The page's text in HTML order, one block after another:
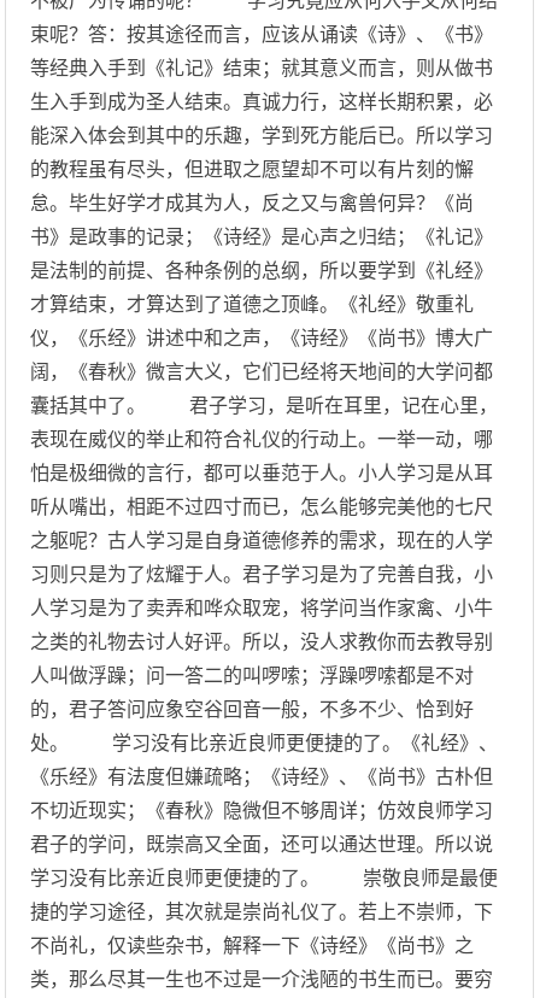
束呢？答：按其途径而言，应该从诵读《诗》、《书》
等经典入手到《礼记》结束；就其意义而言，则从做书
生入手到成为圣人结束。真诚力行，这样长期积累，必
能深入体会到其中的乐趣，学到死方能后已。所以学习
的教程虽有尽头，但进取之愿望却不可以有片刻的懈
怠。毕生好学才成其为人，反之又与禽兽何异？《尚
书》是政事的记录；《诗经》是心声之归结；《礼记》
是法制的前提、各种条例的总纲，所以要学到《礼经》
才算结束，才算达到了道德之顶峰。《礼经》敬重礼
仪，《乐经》讲述中和之声，《诗经》《尚书》博大广
阔，《春秋》微言大义，它们已经将天地间的大学问都
囊括其中了。 君子学习，是听在耳里，记在心里，
表现在威仪的举止和符合礼仪的行动上。一举一动，哪
怕是极细微的言行，都可以垂范于人。小人学习是从耳
听从嘴出，相距不过四寸而已，怎么能够完美他的七尺
之躯呢？古人学习是自身道德修养的需求，现在的人学
习则只是为了炫耀于人。君子学习是为了完善自我，小
人学习是为了卖弄和哗众取宠，将学问当作家禽、小牛
之类的礼物去讨人好评。所以，没人求教你而去教导别
人叫做浮躁；问一答二的叫啰嗦；浮躁啰嗦都是不对
的，君子答问应象空谷回音一般，不多不少、恰到好
处。 学习没有比亲近良师更便捷的了。《礼经》、
《乐经》有法度但嫌疏略；《诗经》、《尚书》古朴但
不切近现实；《春秋》隐微但不够周详；仿效良师学习
君子的学问，既崇高又全面，还可以通达世理。所以说
学习没有比亲近良师更便捷的了。 崇敬良师是最便
捷的学习途径，其次就是崇尚礼仪了。若上不崇师，下
不尚礼，仅读些杂书，解释一下《诗经》《尚书》之
类，那么尽其一生也不过是一介浅陋的书生而已。要穷